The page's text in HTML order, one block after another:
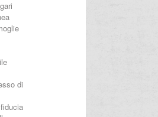
di